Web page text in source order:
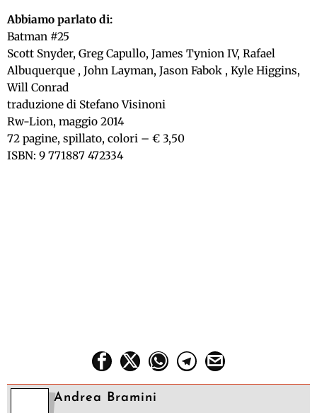
Abbiamo parlato di:
Batman #25
Scott Snyder, Greg Capullo, James Tynion IV, Rafael
Albuquerque , John Layman, Jason Fabok , Kyle Higgins,
Will Conrad
traduzione di Stefano Visinoni
Rw-Lion, maggio 2014
72 pagine, spillato, colori – € 3,50
ISBN: 9 771887 472334
Andrea Bramini